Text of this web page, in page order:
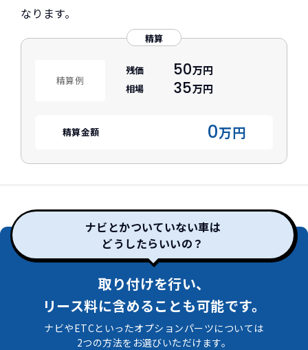
なります。
精算
精算例
残価 50万円
相場 35万円
精算金額 0万円
ナビとかついていない車は
どうしたらいいの？
取り付けを行い、
リース料に含めることも可能です。
ナビやETCといったオプションパーツについては
2つの方法をお選びいただけます。